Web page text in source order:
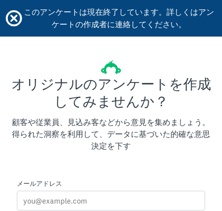
このアンケートは現在終了しています。詳しくはアン
ケートの作成者に連絡してください。
オリジナルのアンケートを作成
してみませんか？
顧客や従業員、見込み客などから意見を集めましょう。
得られた洞察を利用して、データに基づいた的確な意思
決定を下す
メールアドレス